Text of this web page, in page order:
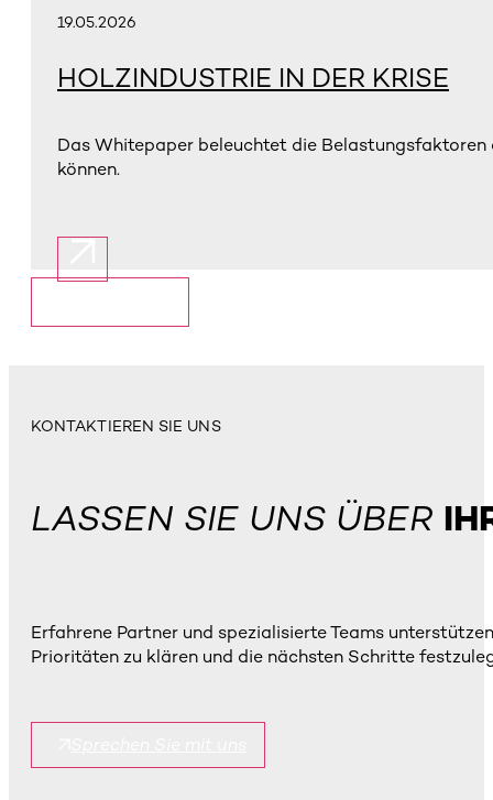
19.05.2026
HOLZINDUSTRIE IN DER KRISE
Das Whitepaper beleuchtet die
können.
KONTAKTIEREN SIE UNS
LASSEN SIE UNS ÜBER
Erfahrene Partner und spezialisierte Teams
Prioritäten zu klären und die nächsten Schritte